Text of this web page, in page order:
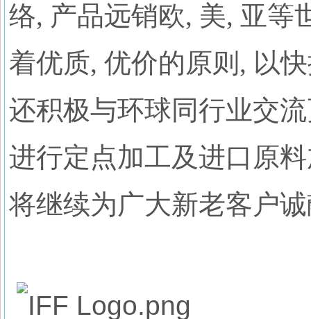
络, 产品远销欧, 美, 亚等
着优质, 优价的原则, 以
还积极与环球同行业交
进行定点加工及进口原
将继续为广大新老客户